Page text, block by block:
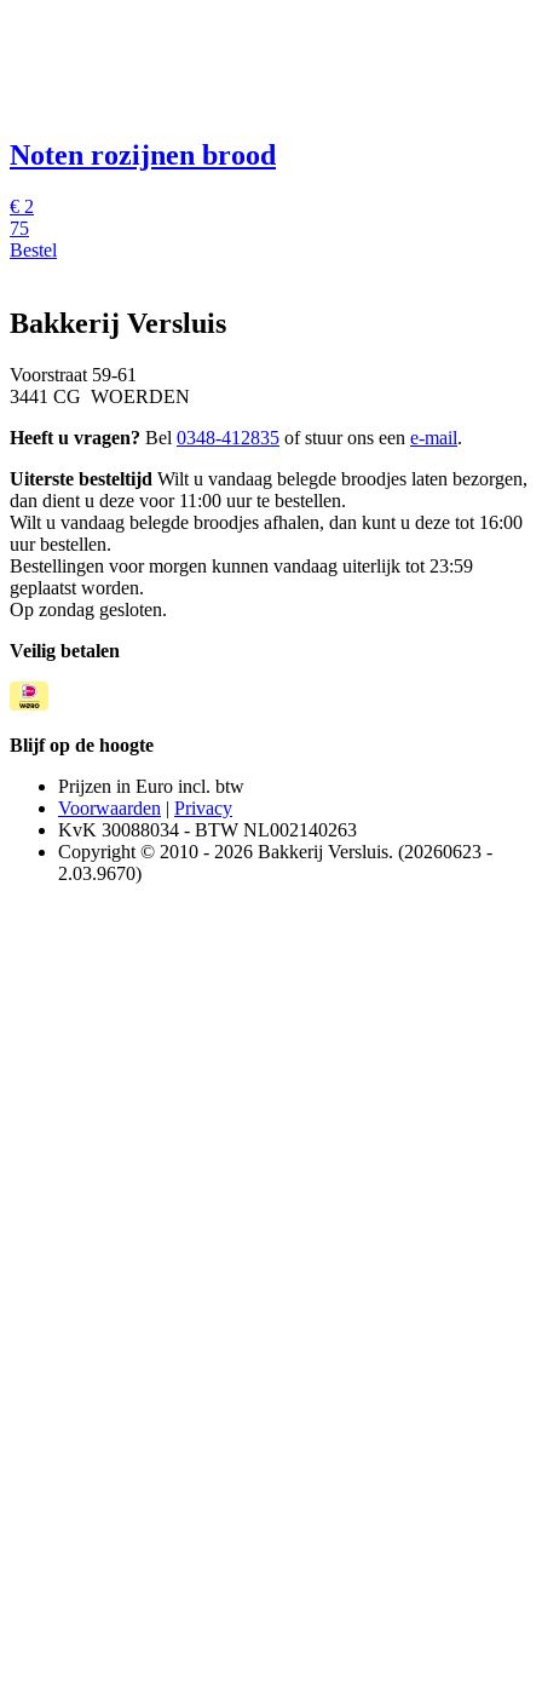
Noten rozijnen brood
€ 2
75
Bestel
Bakkerij Versluis
Voorstraat 59-61
3441 CG WOERDEN
Heeft u vragen? Bel 0348-412835 of stuur ons een e-mail.
Uiterste besteltijd Wilt u vandaag belegde broodjes laten bezorgen,
dan dient u deze voor 11:00 uur te bestellen.
Wilt u vandaag belegde broodjes afhalen, dan kunt u deze tot 16:00
uur bestellen.
Bestellingen voor morgen kunnen vandaag uiterlijk tot 23:59
geplaatst worden.
Op zondag gesloten.
Veilig betalen
Blijf op de hoogte
Prijzen in Euro incl. btw
Voorwaarden | Privacy
KvK 30088034 - BTW NL002140263
Copyright © 2010 - 2026 Bakkerij Versluis. (20260623 -
2.03.9670)